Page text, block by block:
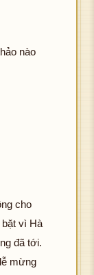
nào
cho
vì Hà
đã tới.
mừng